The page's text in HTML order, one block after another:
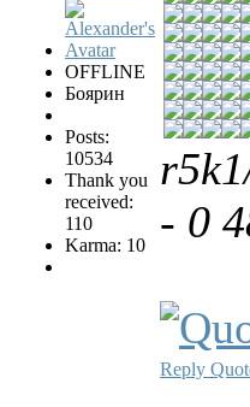
OFFLINE
Боярин
Posts:
10534
Thank you
received:
110
Karma: 10
- 0
Reply